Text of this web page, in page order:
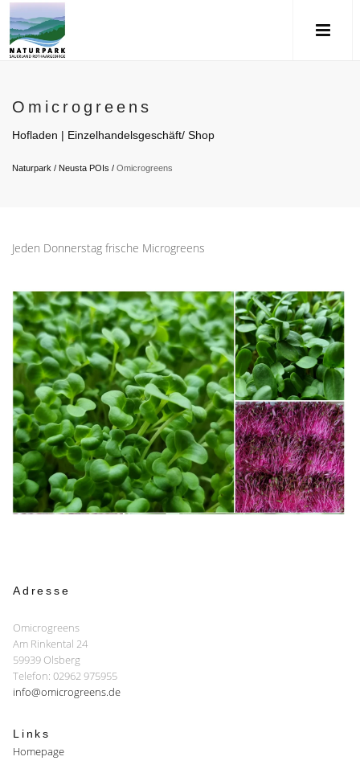
Omicrogreens
Hofladen | Einzelhandelsgeschäft/ Shop
Naturpark / Neusta POIs / Omicrogreens
Jeden Donnerstag frische Microgreens
Adresse
Omicrogreens
Am Rinkental 24
59939 Olsberg
Telefon: 02962 975955
info@omicrogreens.de
Links
Homepage